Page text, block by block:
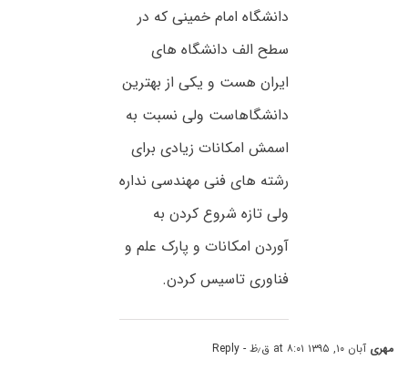
دانشگاه امام خمینی که در
سطح الف دانشگاه های
ایران هست و یکی از بهترین
دانشگاهاست ولی نسبت به
اسمش امکانات زیادی برای
رشته های فنی مهندسی نداره
ولی تازه شروع کردن به
آوردن امکانات و پارک علم و
فناوری تاسیس کردن.
مهری آبان ۱۰, ۱۳۹۵ at ۸:۰۱ ق٫ظ - Reply